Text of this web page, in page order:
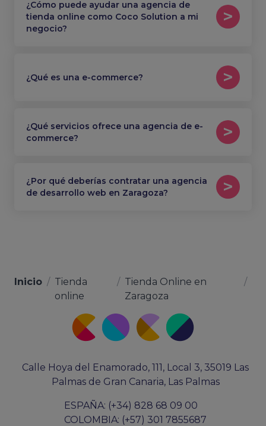
¿Cómo puede ayudar una agencia de
tienda online como Coco Solution a mi
negocio?
¿Qué es una e-commerce?
¿Qué servicios ofrece una agencia de e-
commerce?
¿Por qué deberías contratar una agencia
de desarrollo web en Zaragoza?
Inicio / Tienda
online
/ Tienda Online en
Zaragoza
/
Calle Hoya del Enamorado, 111, Local 3, 35019 Las
Palmas de Gran Canaria, Las Palmas
ESPAÑA: (+34) 828 68 09 00
COLOMBIA: (+57) 301 7855687